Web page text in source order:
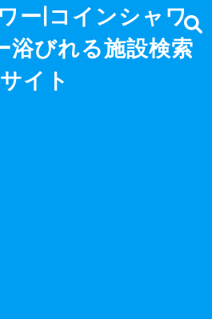
ー|コインシャワ
浴びれる施設検索
サイト